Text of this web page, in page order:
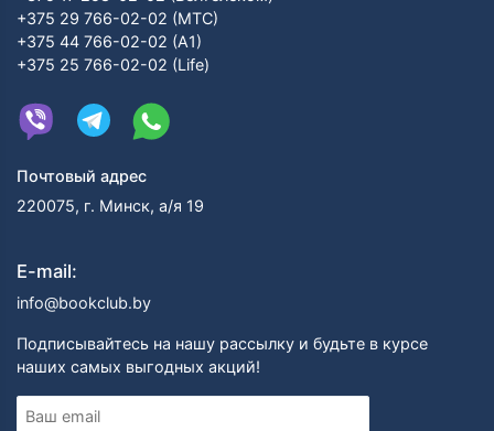
+375 29 766-02-02 (МТС)
+375 44 766-02-02 (А1)
+375 25 766-02-02 (Life)
Почтовый адрес
220075, г. Минск, а/я 19
E-mail:
info@bookclub.by
Подписывайтесь на нашу рассылку и будьте в курсе
наших самых выгодных акций!